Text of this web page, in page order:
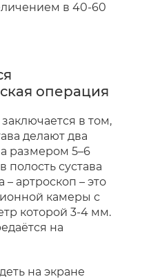
в 40-60
операция
в том,
делают два
размером 5–6
полость сустава
– артроскоп – это
камеры с
которой 3-4 мм.
на
на экране